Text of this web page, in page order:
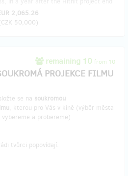
2,065.26
CZK 50,000)
remaining 10 from 10
PROJEKCE FILMU
se na soukromou
, kterou pro Vás v kině (výběr města
a probereme)
tvůrci popovídají.